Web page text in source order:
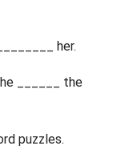
her.
______ the
puzzles.